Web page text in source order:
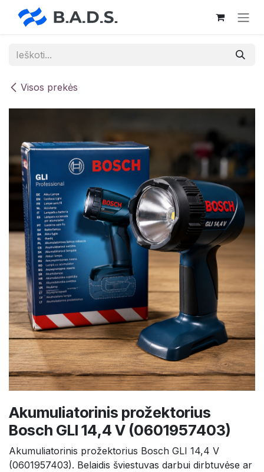
Skip to Content
Visos prekės
Akumuliatorinis prožektorius
Bosch GLI 14,4 V (0601957403)
Akumuliatorinis prožektorius Bosch GLI 14,4 V
(0601957403). Belaidis šviestuvas darbui dirbtuvėse ar